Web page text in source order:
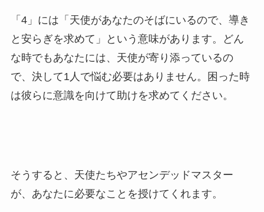
「4」には「天使があなたのそばにいるので、導き
と安らぎを求めて」という意味があります。どん
な時でもあなたには、天使が寄り添っているの
で、決して1人で悩む必要はありません。困った時
は彼らに意識を向けて助けを求めてください。
そうすると、天使たちやアセンデッドマスター
が、あなたに必要なことを授けてくれます。